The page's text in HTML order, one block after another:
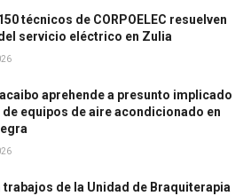
técnicos de CORPOELEC resuelven
servicio eléctrico en Zulia
aprehende a presunto implicado
de equipos de aire acondicionado en
trabajos de la Unidad de Braquiterapia